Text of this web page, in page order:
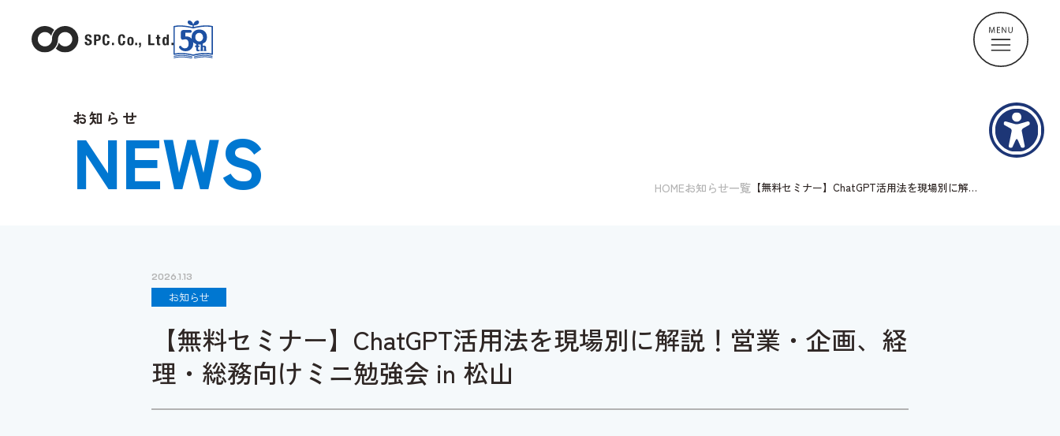
お知らせ
NEWS HOMEお知らせ一覧 【無料セミナー】ChatGPT活用法を現場別に解
説！営業・企画、経理・総務向けミニ勉強会 in 松
2026.1.13
お知らせ
【無料セミナー】ChatGPT活用法を現場別に解説！営業・企画、経
理・総務向けミニ勉強会 in 松山